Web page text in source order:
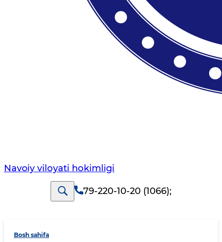
Navoiy vilоyati hоkimligi
79-220-10-20 (1066);
Bosh sahifa